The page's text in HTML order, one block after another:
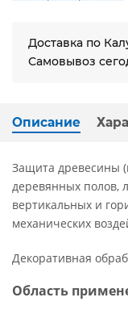
Доставка по
Самовывоз
Описание
Защита древесины
деревянных полов,
вертикальных и
механических
Декоративная
Область